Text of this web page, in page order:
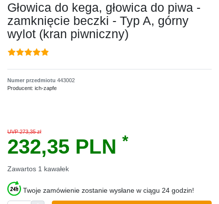
Głowica do kega, głowica do piwa -
zamknięcie beczki - Typ A, górny
wylot (kran piwniczny)
Numer przedmiotu 443002
Producent: ich-zapfe
UVP 273,35 zł
232,35 PLN *
Zawartos 1 kawałek
Twoje zamówienie zostanie wysłane w ciągu 24 godzin!